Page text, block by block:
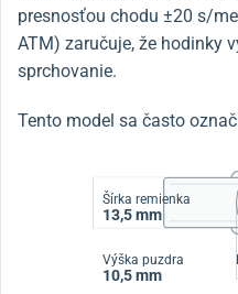
presnosťou chodu ±20 s/
ATM) zaručuje, že hodinky
sprchovanie.
Tento model sa často
Šírka remienka
13,5 mm
Výška puzdra
10,5 mm